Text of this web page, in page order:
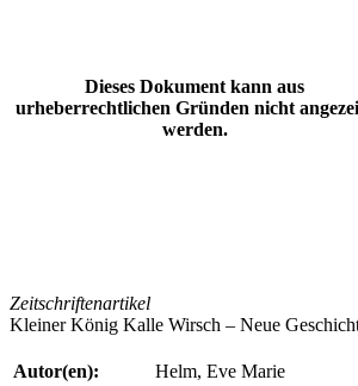
Dieses Dokument kann aus
urheberrechtlichen Gründen nicht
werden.
Zeitschriftenartikel
Kleiner König Kalle Wirsch – Neue
Autor(en):
Helm, Eve Marie